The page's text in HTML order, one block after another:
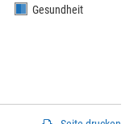
Gesundheit